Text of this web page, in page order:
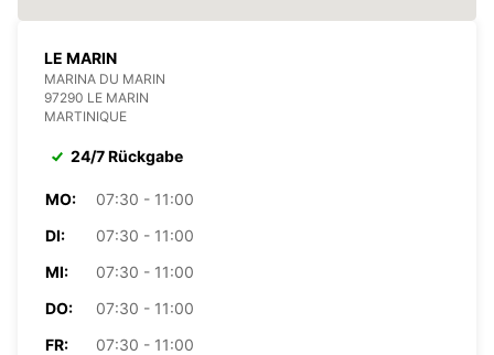
LE MARIN
MARINA DU MARIN
97290 LE MARIN
MARTINIQUE
24/7 Rückgabe
MO:
07:30 - 11:00
DI:
07:30 - 11:00
MI:
07:30 - 11:00
DO:
07:30 - 11:00
FR:
07:30 - 11:00